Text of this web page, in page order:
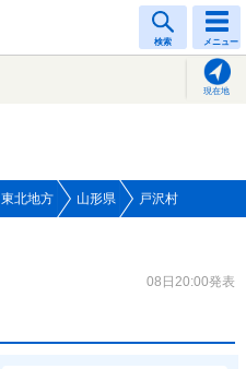
検索 メニュー
現在地
東北地方 山形県 戸沢村
08日20:00発表